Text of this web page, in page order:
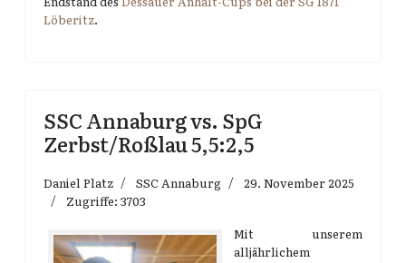
Löberitz.
SSC Annaburg vs. SpG
Zerbst/Roßlau 5,5:2,5
Daniel Platz SSC Annaburg
29. November 2025
Zugriffe: 3703
Mit unserem
alljährlichem